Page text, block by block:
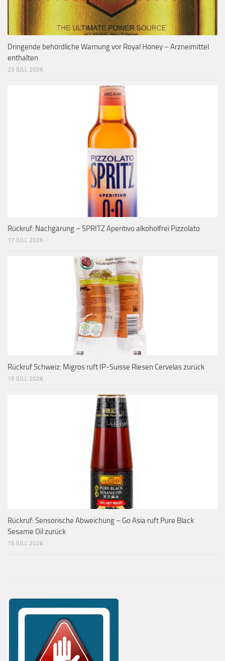
Dringende behördliche Warnung vor Royal Honey – Arzneimittel
enthalten
23 JULI, 2026
Rückruf: Nachgärung – SPRITZ Aperitivo alkoholfrei Pizzolato
17 JULI, 2026
Rückruf Schweiz: Migros ruft IP-Suisse Riesen Cervelas zurück
15 JULI, 2026
Rückruf: Sensorische Abweichung – Go Asia ruft Pure Black
Sesame Oil zurück
15 JULI, 2026